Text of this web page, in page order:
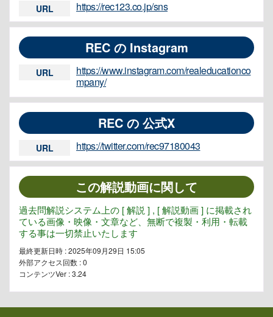
URL https://rec123.co.jp/sns
REC の Instagram
URL
https://www.instagram.com/realeducationco
mpany/
REC の 公式X
URL https://twitter.com/rec97180043
この解説動画に関して
過去問解説システム上の [ 解説 ] , [ 解説動画 ] に掲載され
ている画像・映像・文章など、無断で複製・利用・転載
する事は一切禁止いたします
最終更新日時 : 2025年09月29日 15:05
外部アクセス回数 :0
コンテンツVer : 3.24